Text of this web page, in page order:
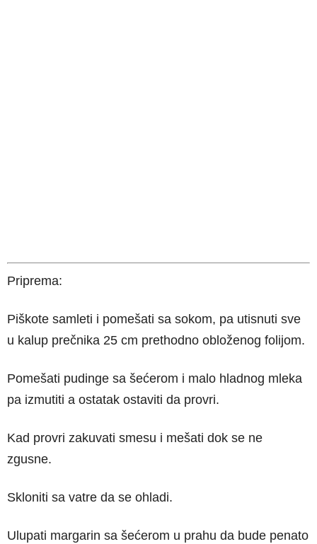
Priprema:
Piškote samleti i pomešati sa sokom, pa utisnuti sve
u kalup prečnika 25 cm prethodno obloženog folijom.
Pomešati pudinge sa šećerom i malo hladnog mleka
pa izmutiti a ostatak ostaviti da provri.
Kad provri zakuvati smesu i mešati dok se ne
zgusne.
Skloniti sa vatre da se ohladi.
Ulupati margarin sa šećerom u prahu da bude penato